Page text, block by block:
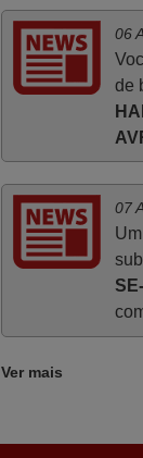
A funcionar de06
de
07
Ver mais